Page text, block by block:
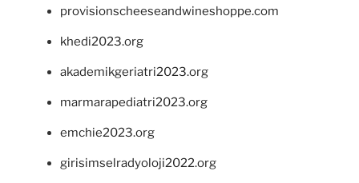
provisionscheeseandwineshoppe.com
khedi2023.org
akademikgeriatri2023.org
marmarapediatri2023.org
emchie2023.org
girisimselradyoloji2022.org